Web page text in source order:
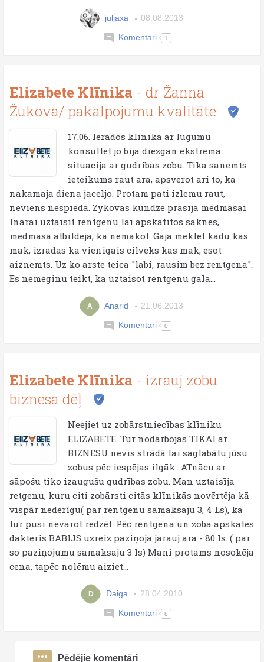
juljaxa 08.08.2013
Komentāri 1
Elizabete Klīnika - dr Žanna
Žukova/ pakalpojumu kvalitāte
17.06. Ierados klinika ar lugumu
konsultet jo bija diezgan ekstrema
situacija ar gudribas zobu. Tika sanemts
ieteikums raut ara, apsverot ari to, ka
nakamaja diena jaceljo. Protam pati izlemu raut,
neviens nespieda. Zykovas kundze prasija medmasai
Inarai uztaisit rentgenu lai apskatitos saknes,
medmasa atbildeja, ka nemakot. Gaja meklet kadu kas
mak, izradas ka vienigais cilveks kas mak, esot
aiznemts. Uz ko arste teica "labi, rausim bez rentgena".
Es nemeginu teikt, ka uztaisot rentgenu gala...
A Anarid 21.06.2013
Komentāri 0
Elizabete Klīnika - izrauj zobu
biznesa dēļ
Neejiet uz zobārstniecības klīniku
ELIZABETE. Tur nodarbojas TIKAI ar
BIZNESU nevis strādā lai saglabātu jūsu
zobus pēc iespējas ilgāk.. ATnācu ar
sāpošu tiko izaugušu gudrības zobu. Man uztaisīja
retgenu, kuru citi zobārsti citās klīnikās novērtēja kā
vispār nederīgu( par rentgenu samaksaju 3, 4 Ls), ka
tur pusi nevarot redzēt. Pēc rentgena un zoba apskates
dakteris BABIJS uzreiz paziņoja jarauj ara - 80 ls. ( par
so paziņojumu samaksaju 3 ls) Mani protams nosokēja
cena, tapēc nolēmu aiziet...
D Daiga 28.04.2010
Komentāri 8
Pēdējie komentāri